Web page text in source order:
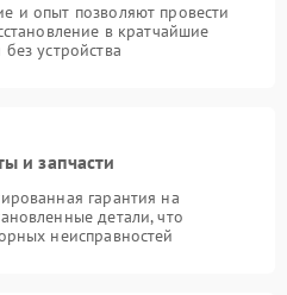
и опыт позволяют провести
в кратчайшие
устройства
и запчасти
гарантия на
детали, что
неисправностей